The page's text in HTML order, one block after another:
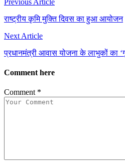
Post
navigation
राष्ट्रीय कृमि मुक्ति दिवस का हुआ आयोजन
Next Article
प्रधानमंत्री आवास योजना के लाभुकों का
Comment here
Comment *